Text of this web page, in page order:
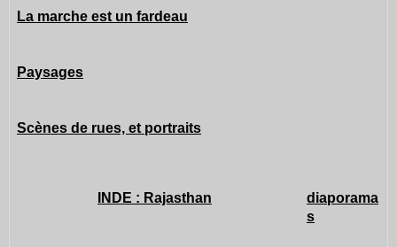
La marche est un fardeau
Paysages
Scènes de rues, et portraits
INDE : Rajasthan
diaporama
s